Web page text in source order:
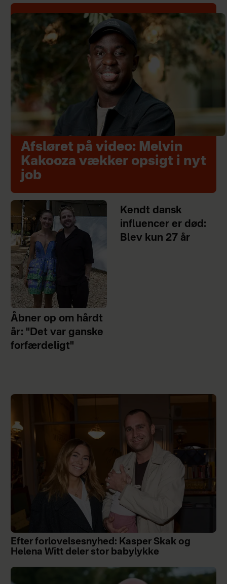
Afsløret på video: Melvin
Kakooza vækker opsigt i nyt
job
Åbner op om hårdt
år: "Det var ganske
forfærdeligt"
Kendt dansk
influencer er død:
Blev kun 27 år
Efter forlovelsesnyhed: Kasper Skak og
Helena Witt deler stor babylykke